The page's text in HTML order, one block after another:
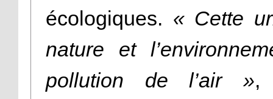
écologiques. « Cette
nature et
pollution de l’air »,